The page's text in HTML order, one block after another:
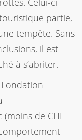
Celui-ci
partie,
tempête. Sans
il est
à s’abriter.
de CHF